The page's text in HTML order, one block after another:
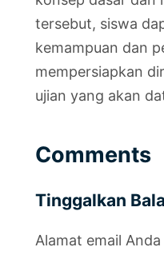
tersebut, siswa
kemampuan dan
mempersiapkan
ujian yang akan
Comments
Tinggalkan
Alamat email